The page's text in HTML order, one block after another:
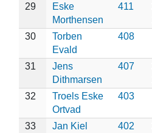
29
Eske
Morthensen
411
30
Torben
Evald
408
31
Jens
Dithmarsen
407
32
Troels Eske
Ortvad
403
33 Jan Kiel 402